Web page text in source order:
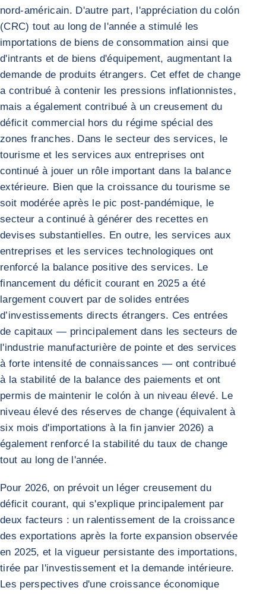
nord-américain. D'autre part, l'appréciation du colón
(CRC) tout au long de l'année a stimulé les
importations de biens de consommation ainsi que
d'intrants et de biens d'équipement, augmentant la
demande de produits étrangers. Cet effet de change
a contribué à contenir les pressions inflationnistes,
mais a également contribué à un creusement du
déficit commercial hors du régime spécial des
zones franches. Dans le secteur des services, le
tourisme et les services aux entreprises ont
continué à jouer un rôle important dans la balance
extérieure. Bien que la croissance du tourisme se
soit modérée après le pic post-pandémique, le
secteur a continué à générer des recettes en
devises substantielles. En outre, les services aux
entreprises et les services technologiques ont
renforcé la balance positive des services. Le
financement du déficit courant en 2025 a été
largement couvert par de solides entrées
d’investissements directs étrangers. Ces entrées
de capitaux — principalement dans les secteurs de
l'industrie manufacturière de pointe et des services
à forte intensité de connaissances — ont contribué
à la stabilité de la balance des paiements et ont
permis de maintenir le colón à un niveau élevé. Le
niveau élevé des réserves de change (équivalent à
six mois d'importations à la fin janvier 2026) a
également renforcé la stabilité du taux de change
tout au long de l'année.
Pour 2026, on prévoit un léger creusement du
déficit courant, qui s'explique principalement par
deux facteurs : un ralentissement de la croissance
des exportations après la forte expansion observée
en 2025, et la vigueur persistante des importations,
tirée par l'investissement et la demande intérieure.
Les perspectives d'une croissance économique